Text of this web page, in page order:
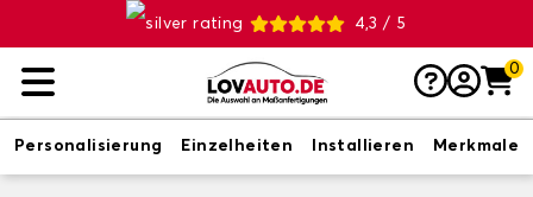
4,3 / 5
0
Personalisierung Einzelheiten Installieren Merkmale